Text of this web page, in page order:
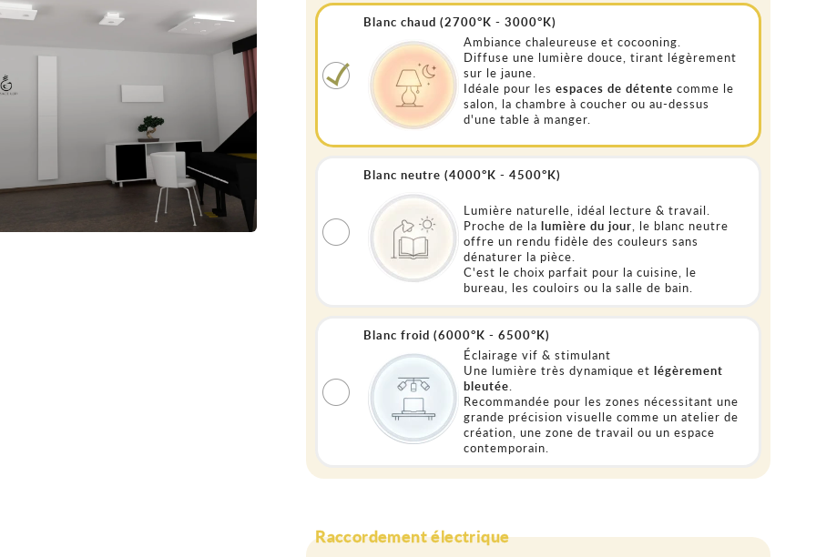
Blanc chaud (2700°K - 3000°K)
Ambiance chaleureuse et cocooning.
Diffuse une lumière douce, tirant légèrement
sur le jaune.
Idéale pour lesespaces de détente comme le
salon, la chambre à coucher ou au-dessus
d'une table à manger.
Blanc neutre (4000°K - 4500°K)
Lumière naturelle, idéal lecture & travail.
Proche de lalumière du jour , le blanc neutre
offre un rendu fidèle des couleurs sans
dénaturer la pièce.
C'est le choix parfait pour la cuisine, le
bureau, les couloirs ou la salle de bain.
Blanc froid (6000°K - 6500°K)
Éclairage vif & stimulant
Une lumière très dynamique etlégèrement
bleutée
Recommandée pour les zones nécessitant une
grande précision visuelle comme un atelier de
création, une zone de travail ou un espace
contemporain.
Raccordement électrique